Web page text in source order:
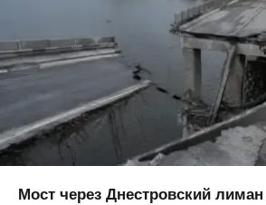
Мост через Днестровский